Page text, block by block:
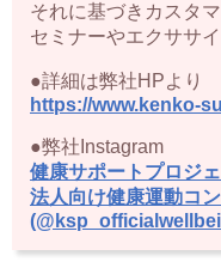
それに基づきカスタ
セミナーやエクササ
●詳細は弊社HPより
https://www.kenko-
●弊社Instagram
健康サポートプロジ
法人向け健康運動コ